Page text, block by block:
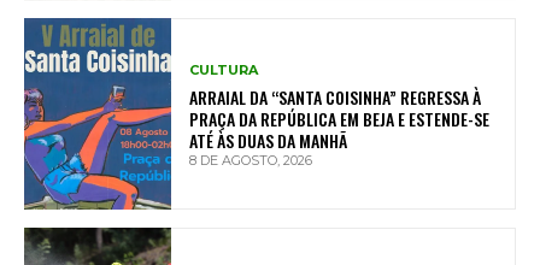
CULTURA
ARRAIAL DA “SANTA COISINHA” REGRESSA À
PRAÇA DA REPÚBLICA EM BEJA E ESTENDE-SE
ATÉ ÀS DUAS DA MANHÃ
8 DE AGOSTO, 2026